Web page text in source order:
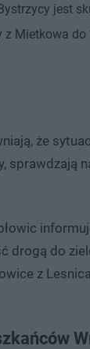
jest
z Mietkowa
że
sprawdzają
drogą do
z